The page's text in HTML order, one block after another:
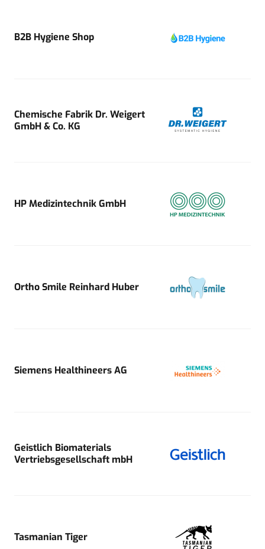
B2B Hygiene Shop
Chemische Fabrik Dr. Weigert
GmbH & Co. KG
HP Medizintechnik GmbH
Ortho Smile Reinhard Huber
Siemens Healthineers AG
Geistlich Biomaterials
Vertriebsgesellschaft mbH
Tasmanian Tiger